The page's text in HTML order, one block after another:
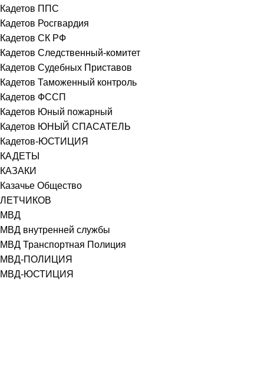
Кадетов ППС
Кадетов Росгвардия
Кадетов СК РФ
Кадетов Следственный-комитет
Кадетов Судебных Приставов
Кадетов Таможенный контроль
Кадетов ФССП
Кадетов Юный пожарный
Кадетов ЮНЫЙ СПАСАТЕЛЬ
Кадетов-ЮСТИЦИЯ
КАДЕТЫ
КАЗАКИ
Казачье Общество
ЛЕТЧИКОВ
МВД
МВД внутренней службы
МВД Транспортная Полиция
МВД-ПОЛИЦИЯ
МВД-ЮСТИЦИЯ